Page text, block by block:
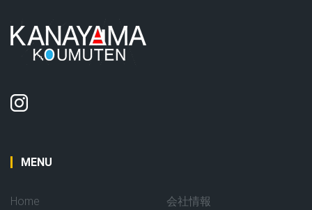
MENU
Home 会社情報